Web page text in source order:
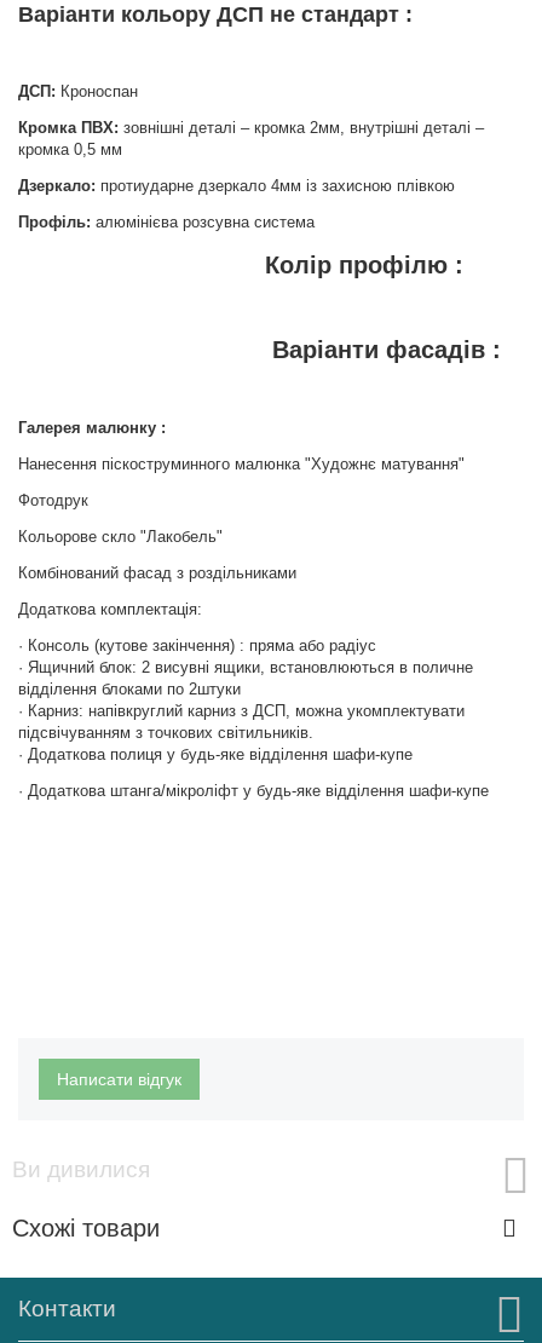
Варіанти кольору ДСП не стандарт :
ДСП: Кроноспан
Кромка ПВХ: зовнішні деталі – кромка 2мм, внутрішні деталі –
кромка 0,5 мм
Дзеркало: протиударне дзеркало 4мм із захисною плівкою
Профіль: алюмінієва розсувна система
Колір профілю :
Варіанти фасадів :
Галерея малюнку :
Нанесення піскоструминного малюнка "Художнє матування"
Фотодрук
Кольорове скло "Лакобель"
Комбінований фасад з роздільниками
Додаткова комплектація:
· Консоль (кутове закінчення) : пряма або радіус
· Ящичний блок: 2 висувні ящики, встановлюються в поличне
відділення блоками по 2штуки
· Карниз: напівкруглий карниз з ДСП, можна укомплектувати
підсвічуванням з точкових світильників.
· Додаткова полиця у будь-яке відділення шафи-купе
· Додаткова штанга/мікроліфт у будь-яке відділення шафи-купе
Написати відгук
Ви дивилися
Схожі товари
Контакти